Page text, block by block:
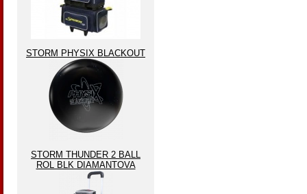
STORM PHYSIX BLACKOUT
STORM THUNDER 2 BALL
ROL BLK DIAMANTOVA